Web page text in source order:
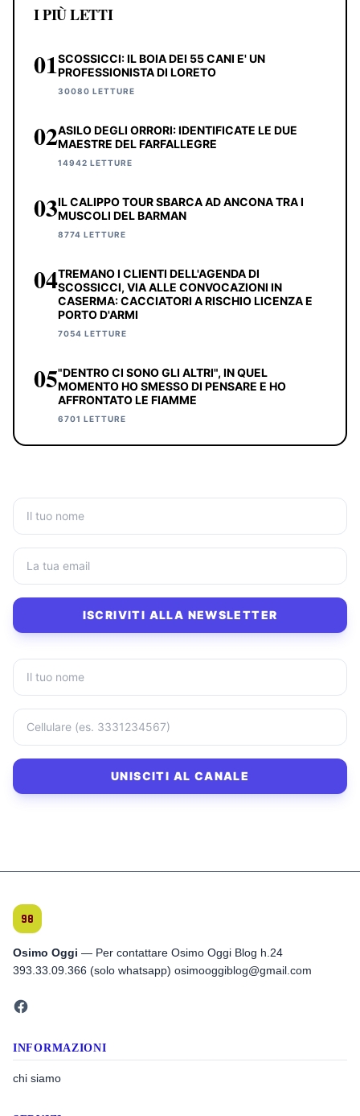
I PIÙ LETTI
01SCOSSICCI: IL BOIA DEI 55 CANI E' UN
PROFESSIONISTA DI LORETO
30080 LETTURE
02ASILO DEGLI ORRORI: IDENTIFICATE LE DUE
MAESTRE DEL FARFALLEGRE
14942 LETTURE
03IL CALIPPO TOUR SBARCA AD ANCONA TRA I
MUSCOLI DEL BARMAN
8774 LETTURE
04TREMANO I CLIENTI DELL'AGENDA DI
SCOSSICCI, VIA ALLE CONVOCAZIONI IN
CASERMA: CACCIATORI A RISCHIO LICENZA E
PORTO D'ARMI
7054 LETTURE
05"DENTRO CI SONO GLI ALTRI", IN QUEL
MOMENTO HO SMESSO DI PENSARE E HO
AFFRONTATO LE FIAMME
6701 LETTURE
ISCRIVITI ALLA NEWSLETTER
UNISCITI AL CANALE
Osimo Oggi — Per contattare Osimo Oggi Blog h.24
393.33.09.366 (solo whatsapp) osimooggiblog@gmail.com
INFORMAZIONI
chi siamo